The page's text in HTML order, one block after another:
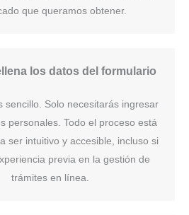
que queramos obtener.
los datos del formulario
sencillo. Solo necesitarás ingresar
personales. Todo el proceso está
ser intuitivo y accesible, incluso si
previa en la gestión de
trámites en línea.